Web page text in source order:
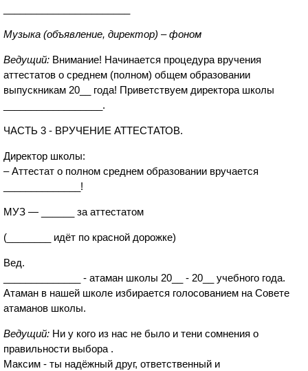
Музыка (объявление, директор) – фоном
Ведущий: Внимание! Начинается процедура вручения
аттестатов о среднем (полном) общем образовании
выпускникам 20__ года! Приветствуем директора школы
__________________.
ЧАСТЬ 3 - ВРУЧЕНИЕ АТТЕСТАТОВ.
Директор школы:
– Аттестат о полном среднем образовании вручается
______________!
МУЗ — ______ за аттестатом
(________ идёт по красной дорожке)
Вед.
______________ - атаман школы 20__ - 20__ учебного года.
Атаман в нашей школе избирается голосованием на Совете
атаманов школы.
Ведущий: Ни у кого из нас не было и тени сомнения о
правильности выбора .
Максим - ты надёжный друг, ответственный и